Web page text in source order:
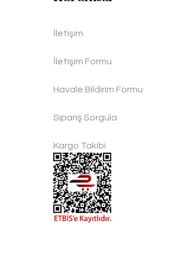
İletişim
İletişim Formu
Havale Bildirim Formu
Sipariş Sorgula
Kargo Takibi